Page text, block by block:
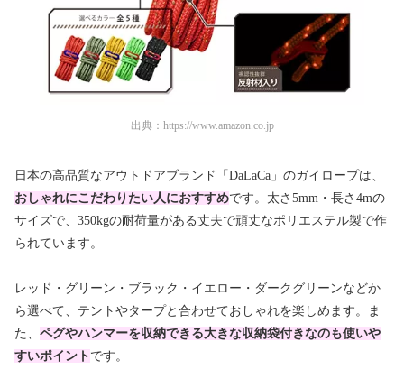
出典： https://www.amazon.co.jp
日本の高品質なアウトドアブランド「DaLaCa」のガイロープは、
おしゃれにこだわりたい人におすすめです。太さ5mm・長さ4mの
サイズで、350kgの耐荷量がある丈夫で頑丈なポリエステル製で作
られています。
レッド・グリーン・ブラック・イエロー・ダークグリーンなどか
ら選べて、テントやタープと合わせておしゃれを楽しめます。ま
た、 ペグやハンマーを収納できる大きな収納袋付きなのも使いや
すいポイント です。